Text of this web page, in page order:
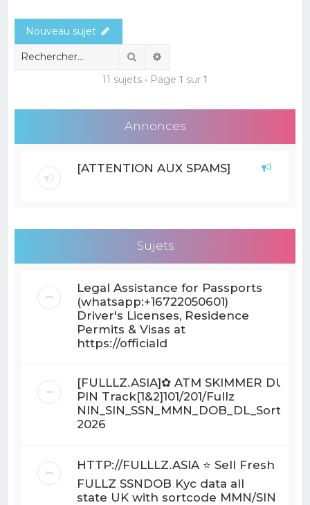
r
Nouveau sujet
Rechercher
11 sujets • Page 1 sur 1
Annonces
[ATTENTION AUX SPAMS]
Sujets
Legal Assistance for Passports
(whatsapp:+16722050601)
Driver's Licenses, Residence
Permits & Visas at
https://officiald
[FULLLZ.ASIA]✿ ATM SKIMMER
PIN Track[1&2]101/201/Fullz
2026
HTTP://FULLLZ.ASIA ⭐️ Sell Fresh
FULLZ SSNDOB Kyc data all
state UK with sortcode MMN/SIN